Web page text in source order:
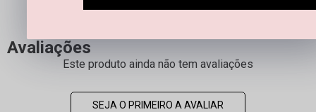
Avaliações
Este produto ainda não tem avaliações
SEJA O PRIMEIRO A AVALIAR